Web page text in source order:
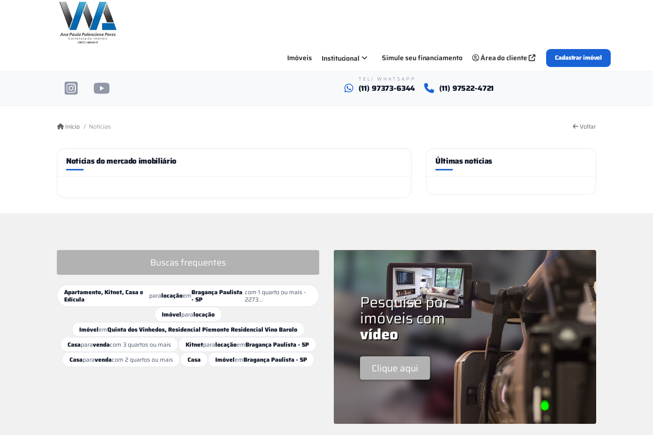
Imóveis Institucional Simule seu financiamento Área do cliente Cadastrar imóvel
TEL/ WHATSAPP
(11) 97373-6344 (11) 97522-4721
Início Notícias Voltar
Notícias do mercado imobiliário Últimas notícias
Buscas frequentes
Apartamento, Kitnet, Casa e
Edícula paralocaçãoemBragança Paulista
- SP
com 1 quarto ou mais -
2273...
Imóvelparalocação
ImóvelemQuinta dos Vinhedos, Residencial Piemonte Residencial Vino Barolo
Casaparavendacom 3 quartos ou mais KitnetparalocaçãoemBragança Paulista - SP
Casaparavendacom 2 quartos ou mais Casa ImóvelemBragança Paulista - SP
Pesquise por
imóveis com
vídeo
Clique aqui